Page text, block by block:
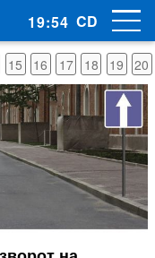
15 16 17 18 19 20
19:53 CD